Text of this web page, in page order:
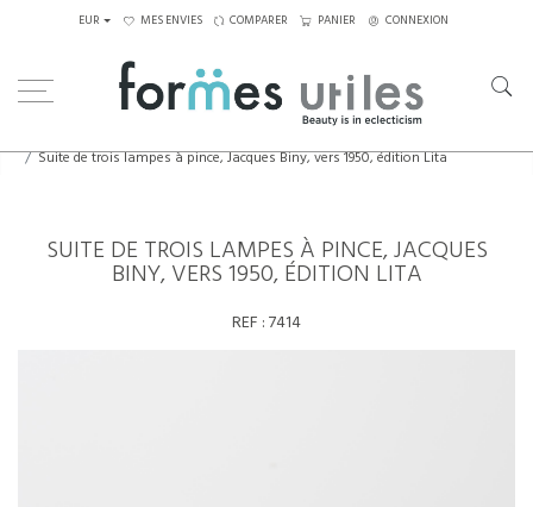
EUR MES ENVIES COMPARER PANIER CONNEXION
Suite de trois lampes à pince, Jacques Biny, vers 1950, édition Lita
SUITE DE TROIS LAMPES À PINCE, JACQUES
BINY, VERS 1950, ÉDITION LITA
REF :7414